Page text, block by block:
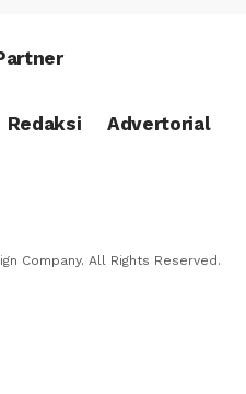
Redaksi Advertorial
Company. All Rights Reserved.